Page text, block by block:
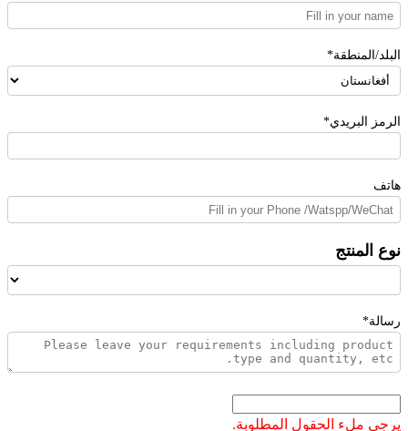
البلد/المنطقة*
الرمز البريدي*
هاتف
نوع المنتج
رسالة*
يرجى ملء الحقول المطلوبة.